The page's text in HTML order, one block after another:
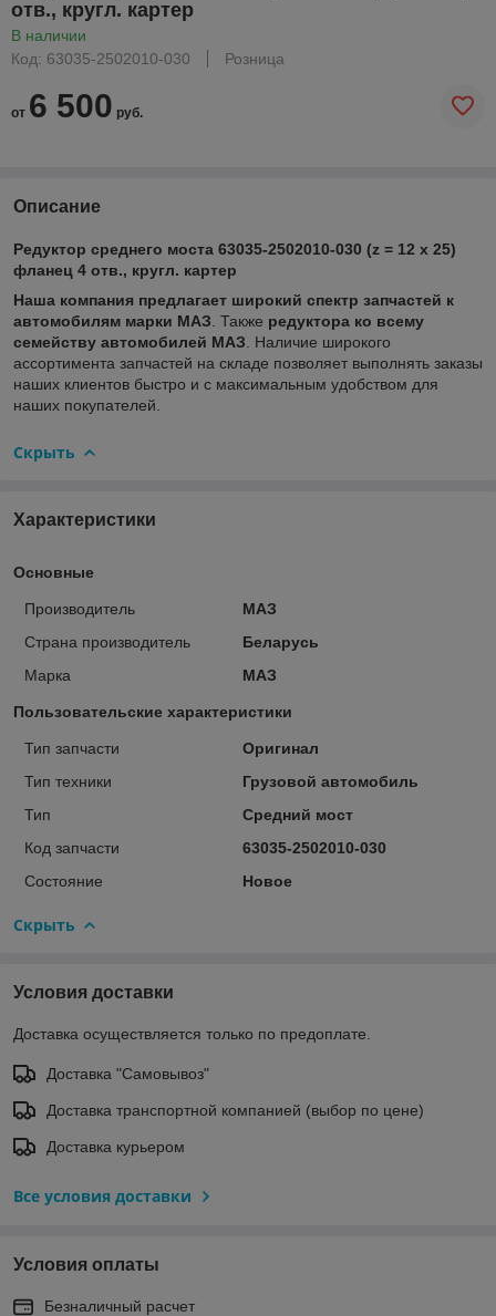
отв., кругл. картер
В наличии
Код: 63035-2502010-030
Розница
от 6 500 руб.
Описание
Редуктор среднего моста 63035-2502010-030 (z = 12 x 25)
фланец 4 отв., кругл. картер
Наша компания предлагает широкий спектр запчастей к
автомобилям марки МАЗ . Также редуктора ко всему
семейству автомобилей МАЗ . Наличие широкого
ассортимента запчастей на складе позволяет выполнять заказы
наших клиентов быстро и с максимальным удобством для
наших покупателей.
Скрыть
Характеристики
Основные
Производитель
МАЗ
Страна производитель
Беларусь
Марка
МАЗ
Пользовательские характеристики
Тип запчасти
Оригинал
Тип техники
Грузовой автомобиль
Тип
Средний мост
Код запчасти
63035-2502010-030
Состояние
Новое
Скрыть
Условия доставки
Доставка осуществляется только по предоплате.
Доставка "Самовывоз"
Доставка транспортной компанией (выбор по цене)
Доставка курьером
Все условия доставки
Условия оплаты
Безналичный расчет